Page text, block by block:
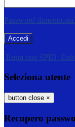
Password
-
Entra con SPID
Seleziona utente
button close ×
Recupero